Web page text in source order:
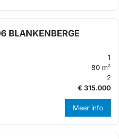
BLANKENBERGE
1
80 m²
2
€ 315.000
Meer info